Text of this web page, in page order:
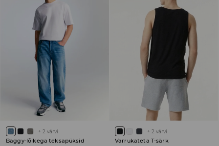
+ 2 värvi
Baggy-lõikega teksapüksid
+ 2 värvi
Varrukateta T-särk